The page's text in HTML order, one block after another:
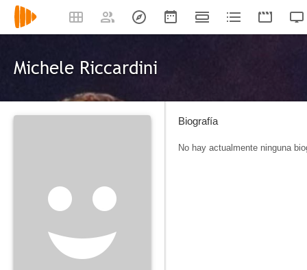
Michele Riccardini
Biografía
No hay actualmente ninguna